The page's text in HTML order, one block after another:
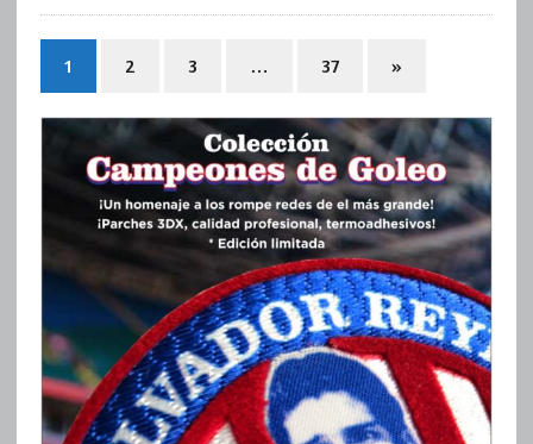
1 2 3 … 37 »